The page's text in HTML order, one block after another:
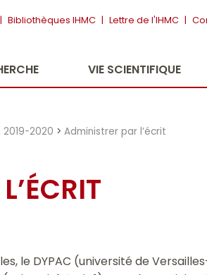
| Bibliothèques IHMC | Lettre de l'IHMC |
VIE SCIENTIFIQUE
2019-2020 >Administrer par l’écrit
le DYPAC (université de Versailles-